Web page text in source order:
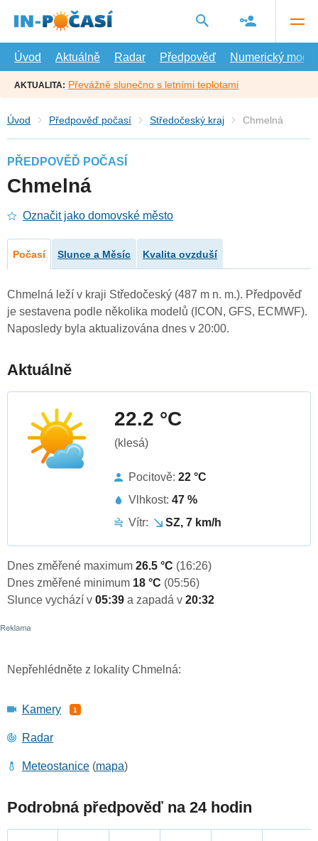
hlavní
Úvod
Aktuálně Radar Předpověď Numerický model
AKTUALITA: Převážně slunečno s letními teplotami
Úvod Předpověď počasí Středočeský kraj Chmelná
PŘEDPOVĚĎ POČASÍ
Chmelná
Označit jako domovské město
Počasí Slunce a Měsíc Kvalita ovzduší
Chmelná leží v kraji Středočeský (487 m n. m.). Předpověď
je sestavena podle několika modelů (ICON, GFS, ECMWF).
Naposledy byla aktualizována dnes v 20:00.
Aktuálně
22.2 °C
(klesá)
Pocitově: 22 °C
Vlhkost: 47 %
Vítr:
SZ, 7 km/h
Dnes změřené maximum 26.5 °C (16:26)
Dnes změřené minimum 18 °C (05:56)
Slunce vychází v 05:39 a zapadá v 20:32
Nepřehlédněte z lokality Chmelná:
Kamery 1
Radar
Meteostanice (mapa)
Podrobná předpověď na 24 hodin